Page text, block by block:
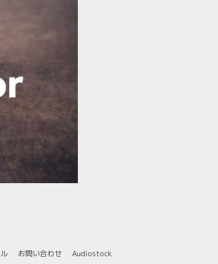
お問い合わせ
Audiostock